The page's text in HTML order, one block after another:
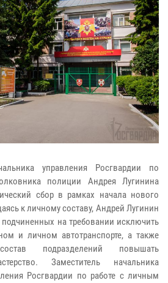
управления Росгвардии по
полиции Андрея Лугинина
сбор в рамках начала нового
к личному составу, Андрей Лугинин
на требовании исключить
и личном автотранспорте, а также
подразделений повышать
Заместитель начальника
Росгвардии по работе с личным